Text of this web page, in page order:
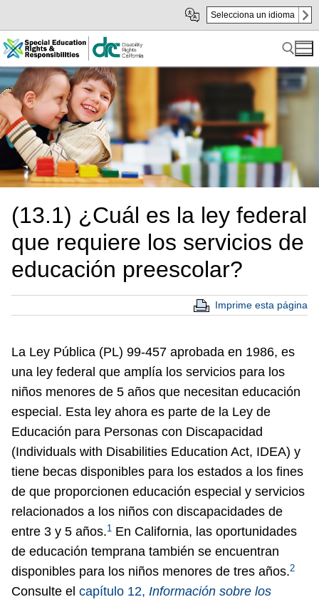
sub
navigation
content
Selecciona un idioma
Search for:
(13.1) ¿Cuál es la ley federal
que requiere los servicios de
educación preescolar?
Imprime esta página
La Ley Pública (PL) 99-457 aprobada en 1986, es
una ley federal que amplía los servicios para los
niños menores de 5 años que necesitan educación
especial. Esta ley ahora es parte de la Ley de
Educación para Personas con Discapacidad
(Individuals with Disabilities Education Act, IDEA) y
tiene becas disponibles para los estados a los fines
de que proporcionen educación especial y servicios
relacionados a los niños con discapacidades de
entre 3 y 5 años.1 En California, las oportunidades
de educación temprana también se encuentran
disponibles para los niños menores de tres años.2
Consulte el capítulo 12, Información sobre los